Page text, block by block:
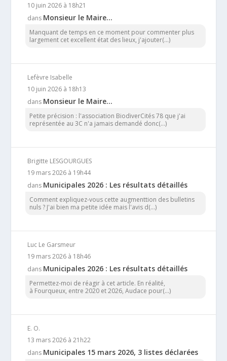
10 juin 2026 à 18h21
dans Monsieur le Maire…
Manquant de temps en ce moment pour commenter plus
largement cet excellent état des lieux, j'ajouter(...)
Lefèvre Isabelle
10 juin 2026 à 18h13
dans Monsieur le Maire…
Petite précision : l'association BiodiverCités 78 que j'ai
représentée au 3C n'a jamais demandé donc(...)
Brigitte LESGOURGUES
19 mars 2026 à 19h44
dans Municipales 2026 : Les résultats détaillés
Comment expliquez-vous cette augmenttion des bulletins
nuls ? J'ai bien ma petite idée mais l'avis d(...)
Luc Le Garsmeur
19 mars 2026 à 18h46
dans Municipales 2026 : Les résultats détaillés
Permettez-moi de réagir à cet article. En réalité,
à Fourqueux, entre 2020 et 2026, Audace pour(...)
E. O.
13 mars 2026 à 21h22
dans Municipales 15 mars 2026, 3 listes déclarées